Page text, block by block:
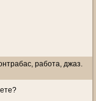
работа, джаз.